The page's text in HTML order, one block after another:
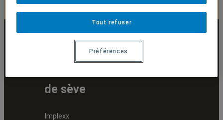
de sève
Implexx
Tout refuser
Préférences